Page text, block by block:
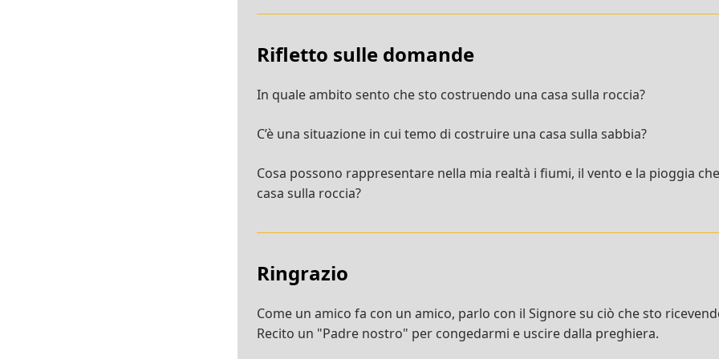
Rifletto sulle domande
In quale ambito sento che sto costruendo una casa sulla roccia?
C’è una situazione in cui temo di costruire una casa sulla sabbia?
Cosa possono rappresentare nella mia realtà i fiumi, il vento e la pioggia
casa sulla roccia?
Ringrazio
Come un amico fa con un amico, parlo con il Signore su ciò che sto
Recito un "Padre nostro" per congedarmi e uscire dalla preghiera.